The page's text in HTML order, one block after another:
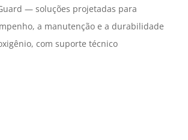
— soluções projetadas para
a manutenção e a durabilidade
com suporte técnico